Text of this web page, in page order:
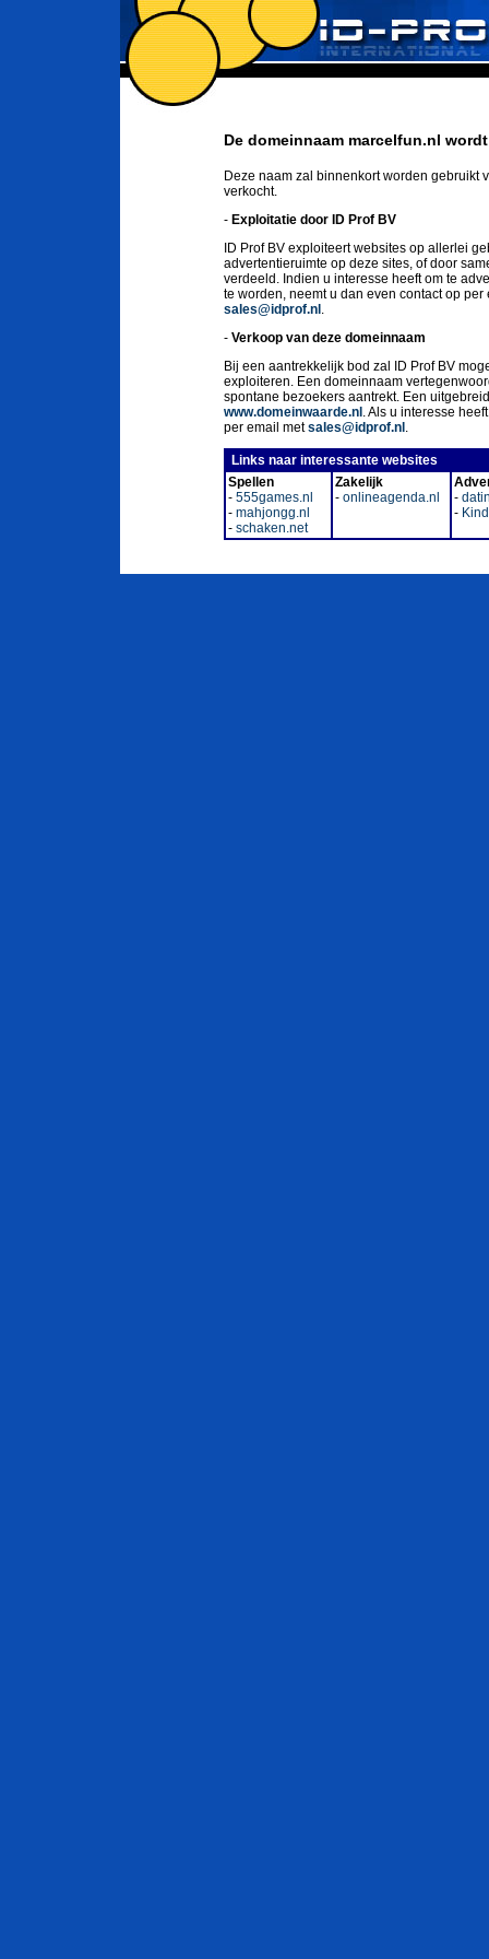
De domeinnaam marcelfun.nl
Deze naam zal binnenkort worden gebruikt
verkocht.
- Exploitatie door ID Prof BV
ID Prof BV exploiteert websites op allerlei
advertentieruimte op deze sites, of door
verdeeld. Indien u interesse heeft om te
te worden, neemt u dan even contact op
sales@idprof.nl .
- Verkoop van deze domeinnaam
Bij een aantrekkelijk bod zal ID Prof BV
exploiteren. Een domeinnaam
spontane bezoekers aantrekt. Een
www.domeinwaarde.nl . Als u interesse
per email metsales@idprof.nl .
Links naar interessante websites
Spellen
- 555games.nl
- mahjongg.nl
- schaken.net
Zakelijk
- onlineagenda.nl
-
-